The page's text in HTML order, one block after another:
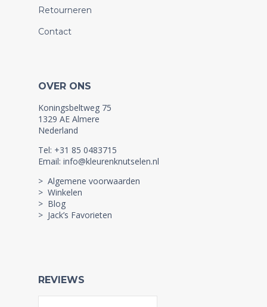
Retourneren
Contact
OVER ONS
Koningsbeltweg 75
1329 AE Almere
Nederland
Tel: +31 85 0483715
Email: info@kleurenknutselen.nl
> Algemene voorwaarden
> Winkelen
> Blog
> Jack’s Favorieten
REVIEWS